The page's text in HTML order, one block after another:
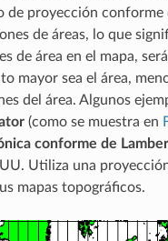
de proyección conforme
de áreas, lo que
de área en el mapa,
mayor sea el área,
del área. Algunos
(como se muestra en
conforme de
Utiliza una
mapas topográficos.